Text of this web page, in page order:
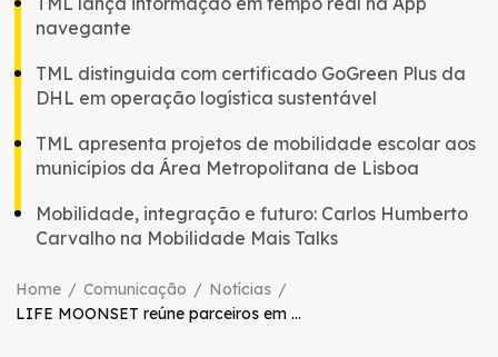
Home / Comunicação / Notícias /
LIFE MOONSET reúne parceiros em workshop sobre mobilidade noturna no Aeroporto de Lisboa
navegante
TML distinguida com certificado GoGreen Plus da
DHL em operação logística sustentável
TML apresenta projetos de mobilidade escolar aos
municípios da Área Metropolitana de Lisboa
Mobilidade, integração e futuro: Carlos Humberto
Carvalho na Mobilidade Mais Talks